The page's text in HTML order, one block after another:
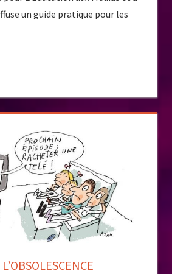
un guide pratique pour les